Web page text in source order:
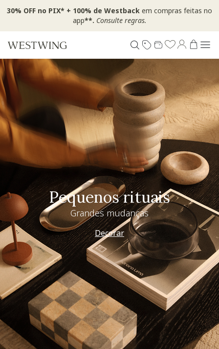
30% OFF no PIX* + 100% de Westback em compras feitas no
app**. Consulte regras.
Pequenos rituais
Grandes mudanças
Decorar